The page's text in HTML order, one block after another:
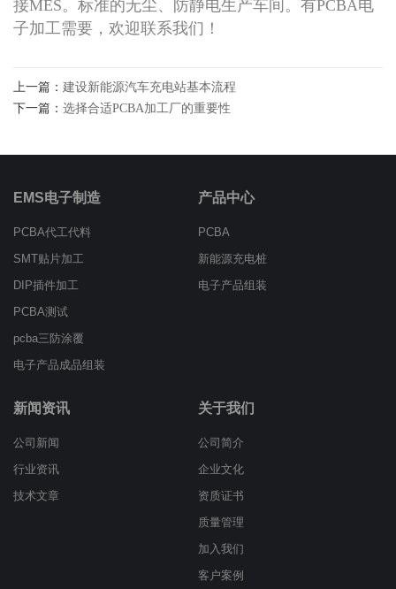
接MES。标准的无尘、防静电生产车间。有PCBA电
子加工需要，欢迎联系我们！
上一篇： 建设新能源汽车充电站基本流程
下一篇： 选择合适PCBA加工厂的重要性
EMS电子制造
PCBA代工代料
SMT贴片加工
DIP插件加工
PCBA测试
pcba三防涂覆
电子产品成品组装
产品中心
PCBA
新能源充电桩
电子产品组装
新闻资讯
公司新闻
行业资讯
技术文章
关于我们
公司简介
企业文化
资质证书
质量管理
加入我们
客户案例